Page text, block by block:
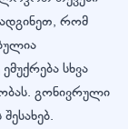
რომ
სხვა
გონივრული